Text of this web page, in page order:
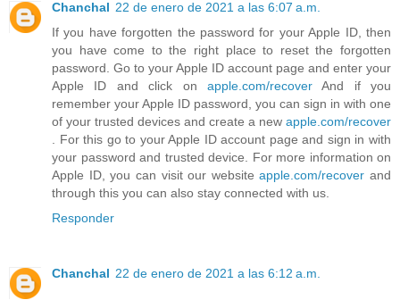
Chanchal 22 de enero de 2021 a las 6:07 a.m.
If you have forgotten the password for your Apple ID, then
you have come to the right place to reset the forgotten
password. Go to your Apple ID account page and enter your
Apple ID and click on apple.com/recoverAnd if you
remember your Apple ID password, you can sign in with one
of your trusted devices and create a new apple.com/recover
. For this go to your Apple ID account page and sign in with
your password and trusted device. For more information on
Apple ID, you can visit our websiteapple.com/recover and
through this you can also stay connected with us.
Responder
Chanchal 22 de enero de 2021 a las 6:12 a.m.